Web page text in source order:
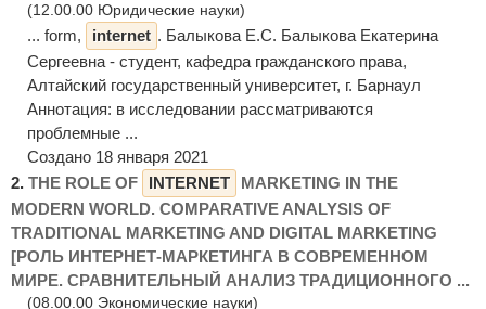
(12.00.00 Юридические науки)
... form, internet . Балыкова Е.С. Балыкова Екатерина
Сергеевна - студент, кафедра гражданского права,
Алтайский государственный университет, г. Барнаул
Аннотация: в исследовании рассматриваются
проблемные ...
Создано 18 января 2021
2. THE ROLE OF INTERNET
MARKETING IN THE
MODERN WORLD. COMPARATIVE ANALYSIS OF
TRADITIONAL MARKETING AND DIGITAL MARKETING
[РОЛЬ ИНТЕРНЕТ-МАРКЕТИНГА В СОВРЕМЕННОМ
МИРЕ. СРАВНИТЕЛЬНЫЙ АНАЛИЗ ТРАДИЦИОННОГО ...
(08.00.00 Экономические науки)